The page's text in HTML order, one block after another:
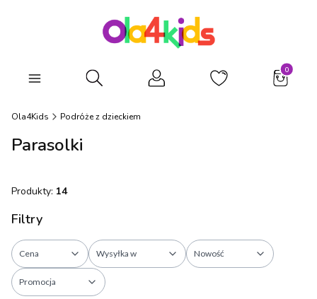
Otwórz wyszukiwarkę
Ola4Kids Podróże z dzieckiem
Parasolki
Produkty: 14
Filtry
Cena Wysyłka w Nowość
Promocja